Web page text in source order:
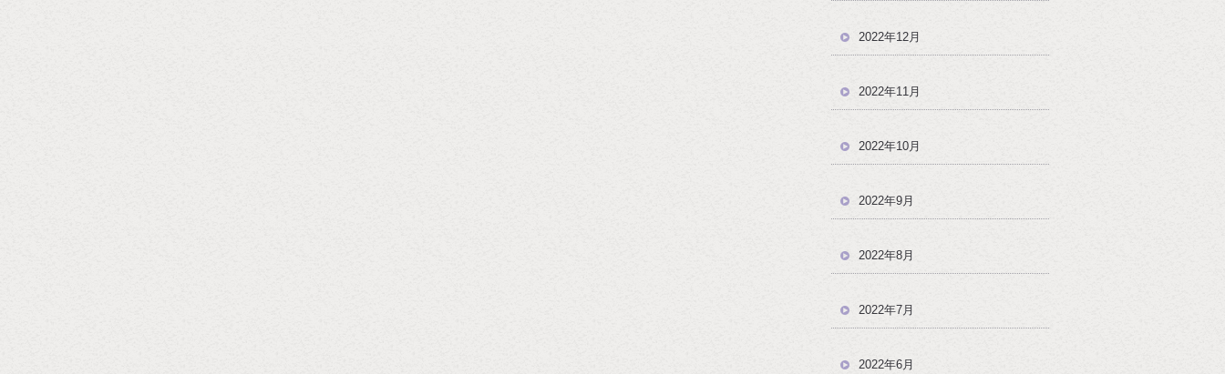
2022年12月
2022年11月
2022年10月
2022年9月
2022年8月
2022年7月
2022年6月